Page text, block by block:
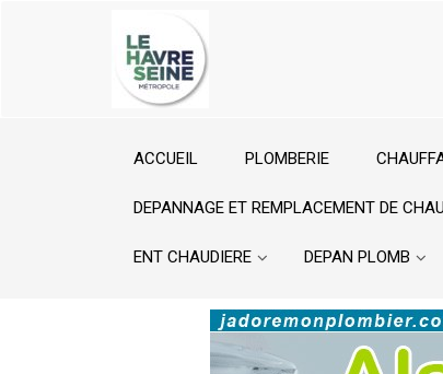
ACCUEIL PLOMBERIE
DEPANNAGE ET REMPLACEMENT DE
ENT CHAUDIERE DEPAN PLOMB